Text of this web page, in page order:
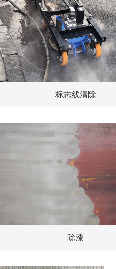
标志线清除
除漆